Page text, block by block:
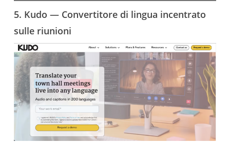
5. Kudo — Convertitore di lingua incentrato
sulle riunioni